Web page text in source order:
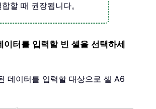
할 때 권장됩니다。
이터를 입력할 빈 셀을 선택하세
데이터를 입력할 대상으로 셀 A6